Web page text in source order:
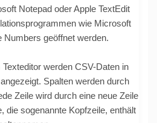
Notepad oder Apple TextEdit
wie Microsoft
Numbers geöffnet werden.
werden CSV-Daten in
Spalten werden durch
Zeile wird durch eine neue Zeile
die sogenannte Kopfzeile, enthält